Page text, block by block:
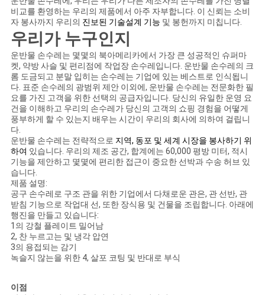
PRIVACY
POLICY
비교를 환영하는 우리의 제품에서 아주 자부합니다. 이 신뢰는 소비
자 봉사까지 우리의 진보된 기술설계 기능 및 봉헌까지 미칩니다.
우리가 누구인지
운반물 손수레는 몇몇의 북아메리카에서 가장 큰 성공적인 슈퍼마
켓, 약방 사슬 및 편리점에 작업장 손수레입니다. 운반물 손수레의 크
롬 도금되고 분말 입히는 손수레는 기업에 있는 베스트로 인식됩니
다. 표준 손수레의 광범위 제안 이외에, 운반물 손수레는 전문화한 필
요를 가진 고객을 위한 선택의 공급자입니다. 당신의 유일한 운영 요
건을 이해하고 우리의 손수레가 당신의 고객의 쇼핑 경험을 어떻게
풍부하게 할 수 있는지 배우는 시간이 우리의 회사에 의하여 걸립니
다.
운반물 손수레는 전략적으로 지역, 동포 및 세계 시장을 봉사하기 위
하여 있습니다. 우리의 제조 공간, 합계에는 60,000 평방 미터, 적시
기능을 제안하고 몇몇에 편리한 접근이 중요한 선박과 수송 허브 있
습니다.
제품 설명:
공구 손수레로 구조 관을 위한 기업에서 다채로운 관은, 관 선반, 관
받침 기능으로 작업대 선, 또한 장식용 및 건물을 조립합니다. 아래에
행진을 만들고 있습니다:
1의 강철 플레이트 밀어남
2, 찬 누르고는 및 냉각 압연
3의 용접되는 감기
녹슬지 않는을 위한 4, 살포 코팅 및 반대로 부식
이점